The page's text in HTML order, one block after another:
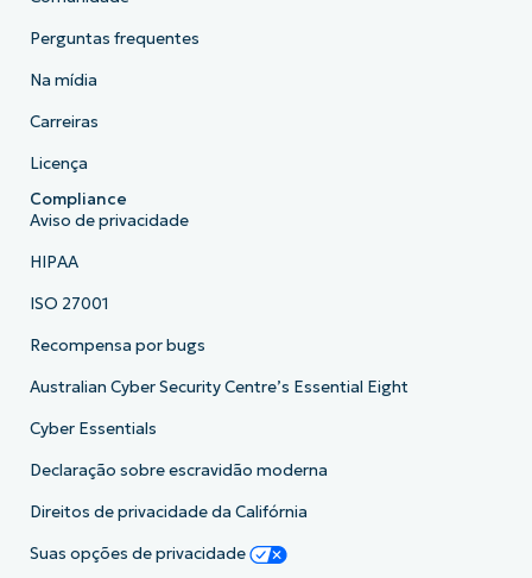
Perguntas frequentes
Na mídia
Carreiras
Licença
Compliance
Aviso de privacidade
HIPAA
ISO 27001
Recompensa por bugs
Australian Cyber Security Centre’s Essential Eight
Cyber Essentials
Declaração sobre escravidão moderna
Direitos de privacidade da Califórnia
Suas opções de privacidade